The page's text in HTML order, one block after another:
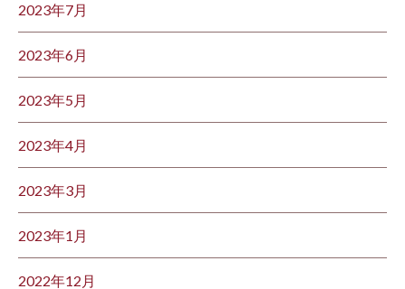
2023年7月
2023年6月
2023年5月
2023年4月
2023年3月
2023年1月
2022年12月